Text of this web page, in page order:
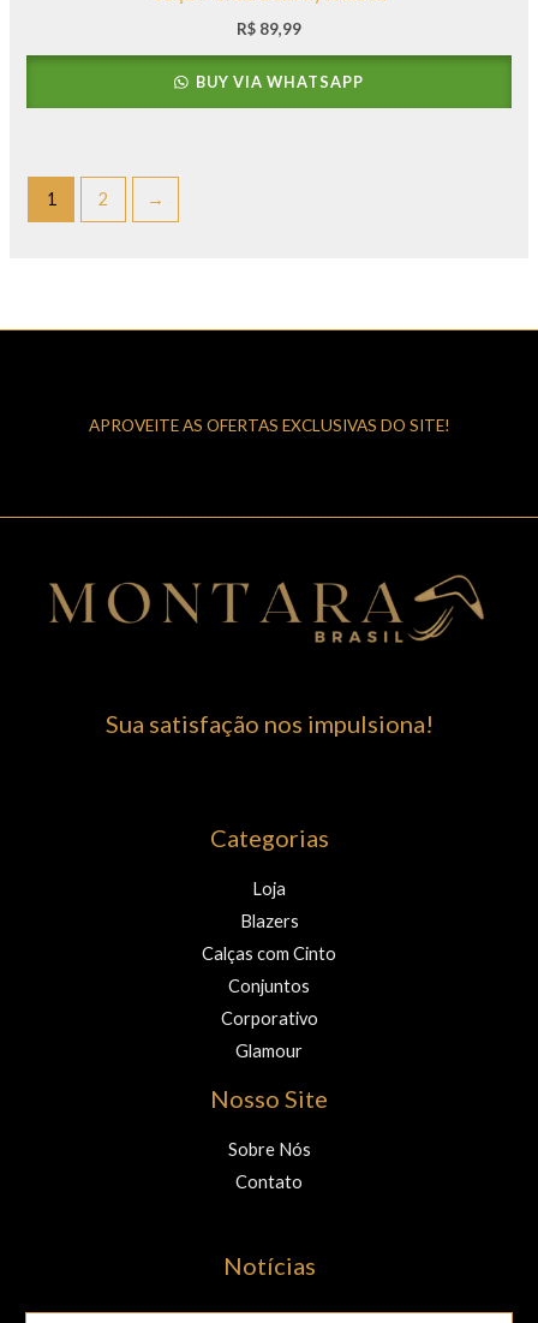
R$ 89,99
BUY VIA WHATSAPP
1 2 →
APROVEITE AS OFERTAS EXCLUSIVAS DO SITE!
Sua satisfação nos impulsiona!
Categorias
Loja
Blazers
Calças com Cinto
Conjuntos
Corporativo
Glamour
Nosso Site
Sobre Nós
Contato
Notícias